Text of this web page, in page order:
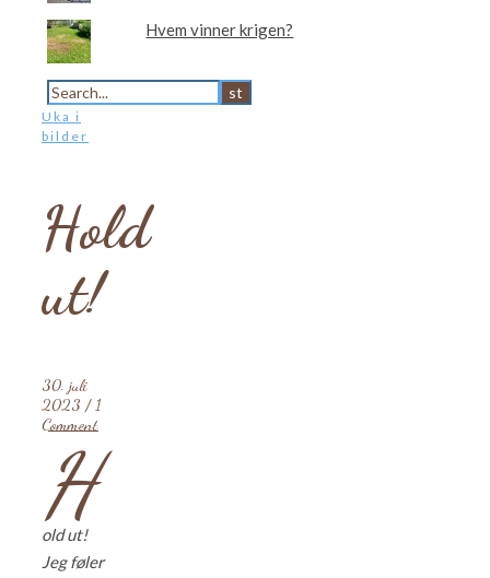
Hvem vinner krigen?
Uka i
bilder
Hold
ut!
30. juli
2023 / 1
Comment
H
old ut!
Jeg føler